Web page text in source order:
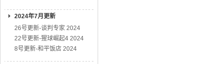
2024年7月更新
26号更新-谈判专家 2024
22号更新-猩球崛起4 2024
8号更新-和平饭店 2024